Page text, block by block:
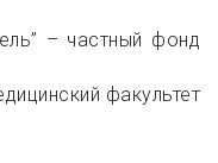
– частный фонд
факультет